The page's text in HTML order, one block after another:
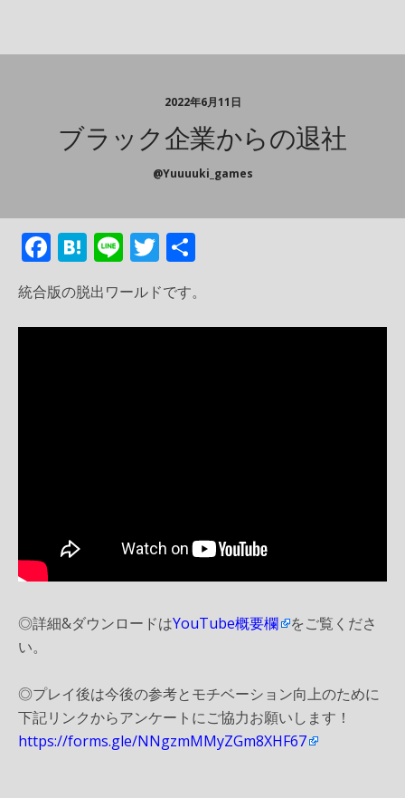
2022年6月11日
ブラック企業からの退社
@yuuuuki_games
F
ac
e
b
H
at
e
n
Li
e
T
w
itt
er
統合版の脱出ワールドです。
◎詳細&ダウンロードはYouTube概要欄
をご覧くださ
い。
◎プレイ後は今後の参考とモチベーション向上のために
下記リンクからアンケートにご協力お願いします！
https://forms.gle/NNgzmMMyZGm8XHF67